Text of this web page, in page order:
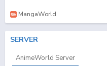
MangaWorld
SERVER
AnimeWorld Server